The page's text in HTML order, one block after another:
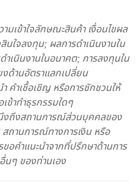
มเข้าใจลักษณะสินค้า เงื่อนไขผล
ใจลงทุน; ผลการดำเนินงานใน
เนินงานในอนาคต; การลงทุนใน
ด้านอัตราแลกเปลี่ยน
คำเชื้อเชิญ หรือการชักชวนให้
ข้าทำธุรกรรมใดๆ
งถึงสถานการณ์ส่วนบุคคลของ
ถานการณ์ทางการเงิน หรือ
อคำแนะนำจากที่ปรึกษาด้านการ
นๆ ของท่านเอง